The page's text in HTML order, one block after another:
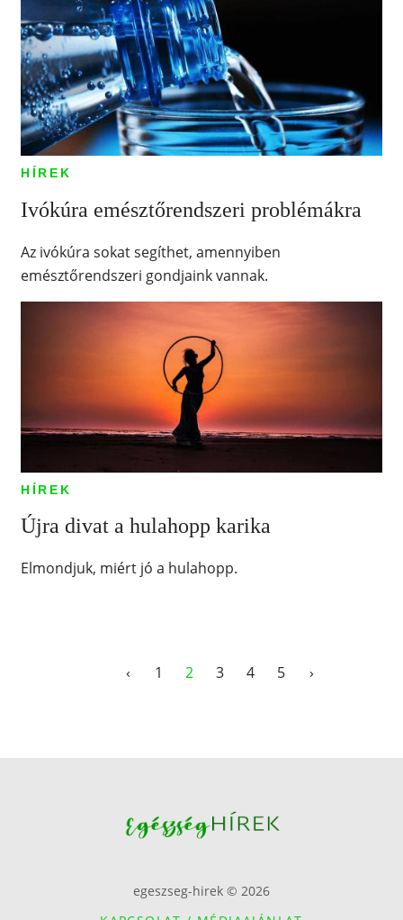
HÍREK
Ivókúra emésztőrendszeri problémákra
Az ivókúra sokat segíthet, amennyiben
emésztőrendszeri gondjaink vannak.
HÍREK
Újra divat a hulahopp karika
Elmondjuk, miért jó a hulahopp.
‹ 1 2 3 4 5 ›
egeszseg-hirek © 2026